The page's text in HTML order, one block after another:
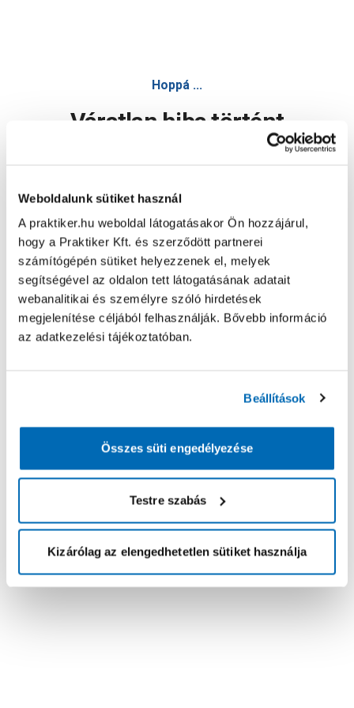
Weboldalunk sütiket használ
A praktiker.hu weboldal látogatásakor Ön hozzájárul,
hogy a Praktiker Kft. és szerződött partnerei
számítógépén sütiket helyezzenek el, melyek
segítségével az oldalon tett látogatásának adatait
webanalitikai és személyre szóló hirdetések
megjelenítése céljából felhasználják. Bővebb információ
az adatkezelési tájékoztatóban.
Beállítások
Összes süti engedélyezése
Testre szabás
Kizárólag az elengedhetetlen sütiket használja
Hoppá ...
Váratlan hiba történt
Oldal újratöltése